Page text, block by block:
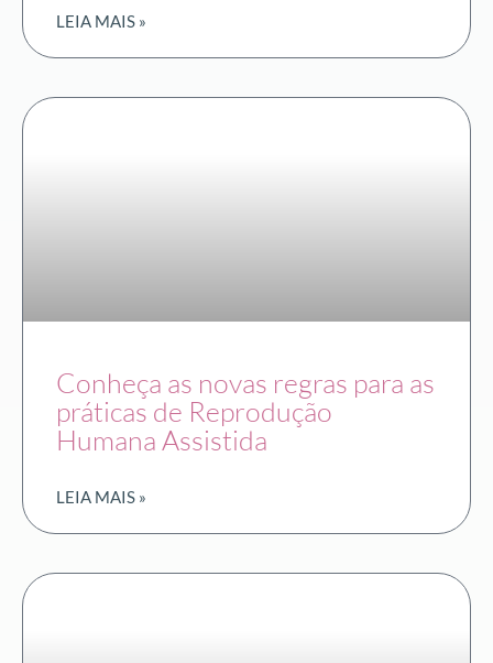
LEIA MAIS »
Conheça as novas regras para as
práticas de Reprodução
Humana Assistida
LEIA MAIS »